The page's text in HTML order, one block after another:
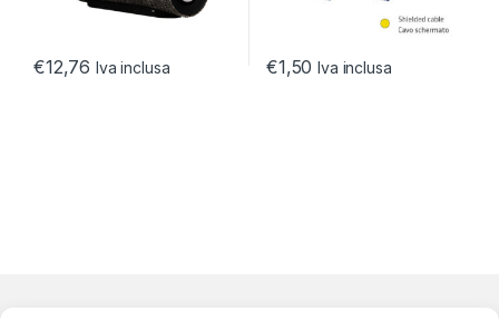
€12,76 Iva inclusa €1,50 Iva inclusa